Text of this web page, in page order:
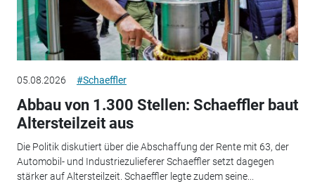
05.08.2026 #Schaeffler
Abbau von 1.300 Stellen: Schaeffler baut
Altersteilzeit aus
Die Politik diskutiert über die Abschaffung der Rente mit 63, der
Automobil- und Industriezulieferer Schaeffler setzt dagegen
stärker auf Altersteilzeit. Schaeffler legte zudem seine...